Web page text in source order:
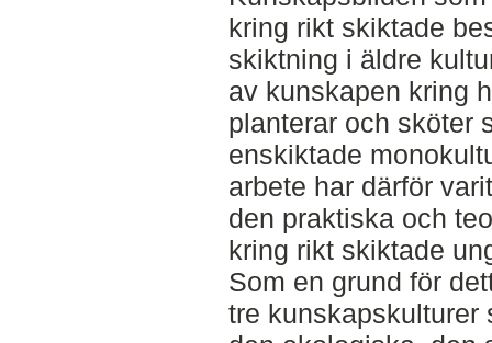
kring rikt skiktade
skiktning i äldre
av kunskapen kring
planterar och sköter
enskiktade
arbete har därför
den praktiska och
kring rikt skiktade
Som en grund för
tre kunskapskulturer